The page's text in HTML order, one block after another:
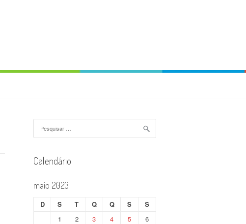
por:
Calendário
maio 2023
D S T Q Q S
S
1
2 3 4 5
6